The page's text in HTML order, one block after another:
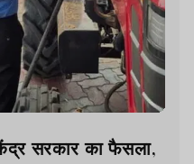
सरकार का फैसला,